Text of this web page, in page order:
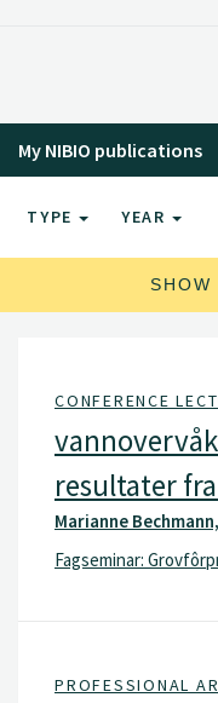
My NIBIO publications
TYPE YEAR
SHOW
CONFERENCE
resultater
Marianne
Fagseminar:
PROFESSIONAL